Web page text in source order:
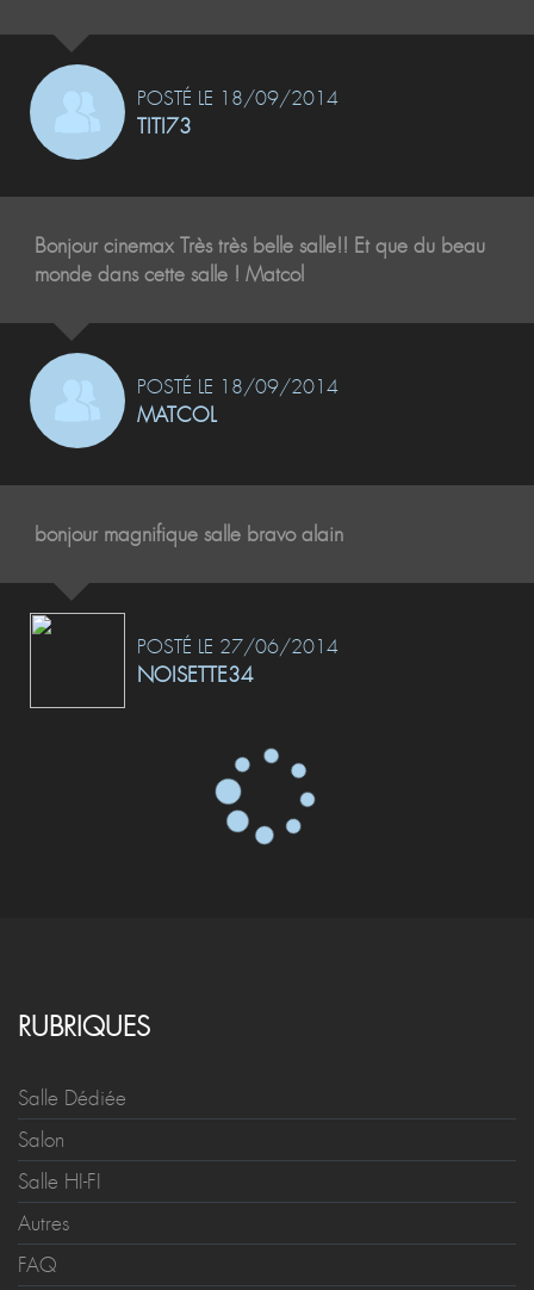
POSTÉ LE 18/09/2014
TITI73
Bonjour cinemax Très très belle salle!! Et que du beau
monde dans cette salle ! Matcol
POSTÉ LE 18/09/2014
MATCOL
bonjour magnifique salle bravo alain
POSTÉ LE 27/06/2014
NOISETTE34
RUBRIQUES
Salle Dédiée
Salon
Salle HI-FI
Autres
FAQ